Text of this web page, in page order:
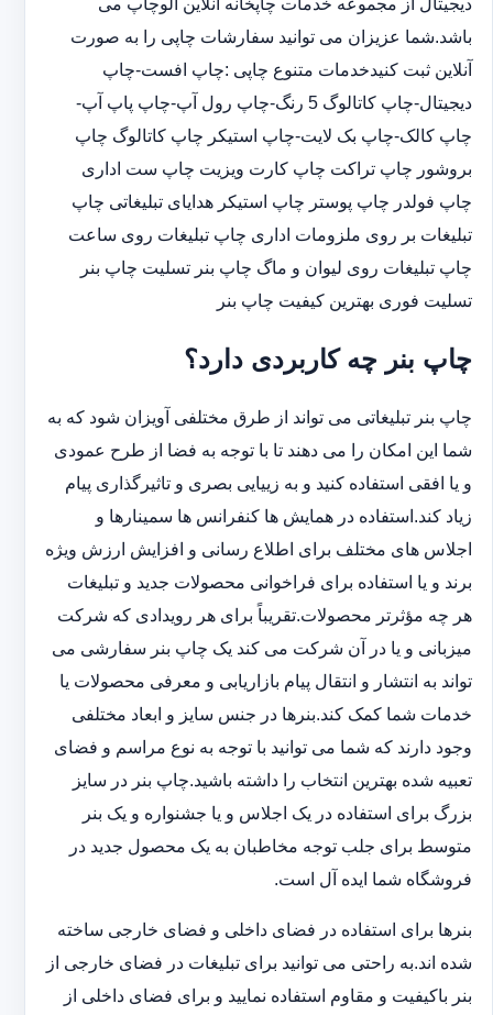
باشد.شما عزیزان می توانید سفارشات چاپی را به صورت
آنلاین ثبت کنیدخدمات متنوع چاپی :چاپ افست-چاپ
دیجیتال-چاپ کاتالوگ 5 رنگ-چاپ رول آپ-چاپ پاپ آپ-
چاپ کالک-چاپ بک لایت-چاپ استیکر چاپ کاتالوگ چاپ
بروشور چاپ تراکت چاپ کارت ویزیت چاپ ست اداری
چاپ فولدر چاپ پوستر چاپ استیکر هدایای تبلیغاتی چاپ
تبلیغات بر روی ملزومات اداری چاپ تبلیغات روی ساعت
چاپ تبلیغات روی لیوان و ماگ چاپ بنر تسلیت چاپ بنر
تسلیت فوری بهترین کیفیت چاپ بنر
چاپ بنر چه کاربردی دارد؟
چاپ بنر تبلیغاتی می تواند از طرق مختلفی آویزان شود که به
شما این امکان را می دهند تا با توجه به فضا از طرح عمودی
و یا افقی استفاده کنید و به زییایی بصری و تاثیرگذاری پیام
زیاد کند.استفاده در همایش ها کنفرانس ها سمینارها و
اجلاس های مختلف برای اطلاع رسانی و افزایش ارزش ویژه
برند و یا استفاده برای فراخوانی محصولات جدید و تبلیغات
هر چه مؤثرتر محصولات.تقریباً برای هر رویدادی که شرکت
میزبانی و یا در آن شرکت می کند یک چاپ بنر سفارشی می
تواند به انتشار و انتقال پیام بازاریابی و معرفی محصولات یا
خدمات شما کمک کند.بنرها در جنس سایز و ابعاد مختلفی
وجود دارند که شما می توانید با توجه به نوع مراسم و فضای
تعبیه شده بهترین انتخاب را داشته باشید.چاپ بنر در سایز
بزرگ برای استفاده در یک اجلاس و یا جشنواره و یک بنر
متوسط برای جلب توجه مخاطبان به یک محصول جدید در
فروشگاه شما ایده آل است.
بنرها برای استفاده در فضای داخلی و فضای خارجی ساخته
شده اند.به راحتی می توانید برای تبلیغات در فضای خارجی از
بنر باکیفیت و مقاوم استفاده نمایید و برای فضای داخلی از